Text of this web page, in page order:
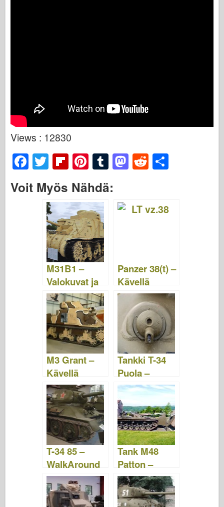
Views : 12830
F
a
c
T
wi
tt
er
Fl
ip
b
o
ar
d
Pi
nt
er
e
st
T
m
bl
M
o
R
di e
Voit Myös Nähdä:
M31B1 –
Valokuvat ja
video
Panzer 38(t) –
Kävellä
M3 Grant –
Kävellä
Tankki T-34
Puola –
WalkAround
T-34 85 –
WalkAround
Tank M48
Patton –
WalkAround